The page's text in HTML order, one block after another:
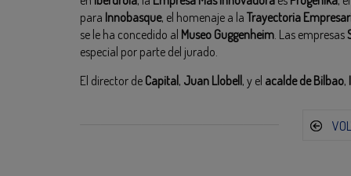
para Innobasque, el homenaje a la Trayectoria
se le ha concedido al Museo Guggenheim. Las empresas
especial por parte del jurado.
El director de Capital , Juan Llobell , y el acalde de Bilbao,